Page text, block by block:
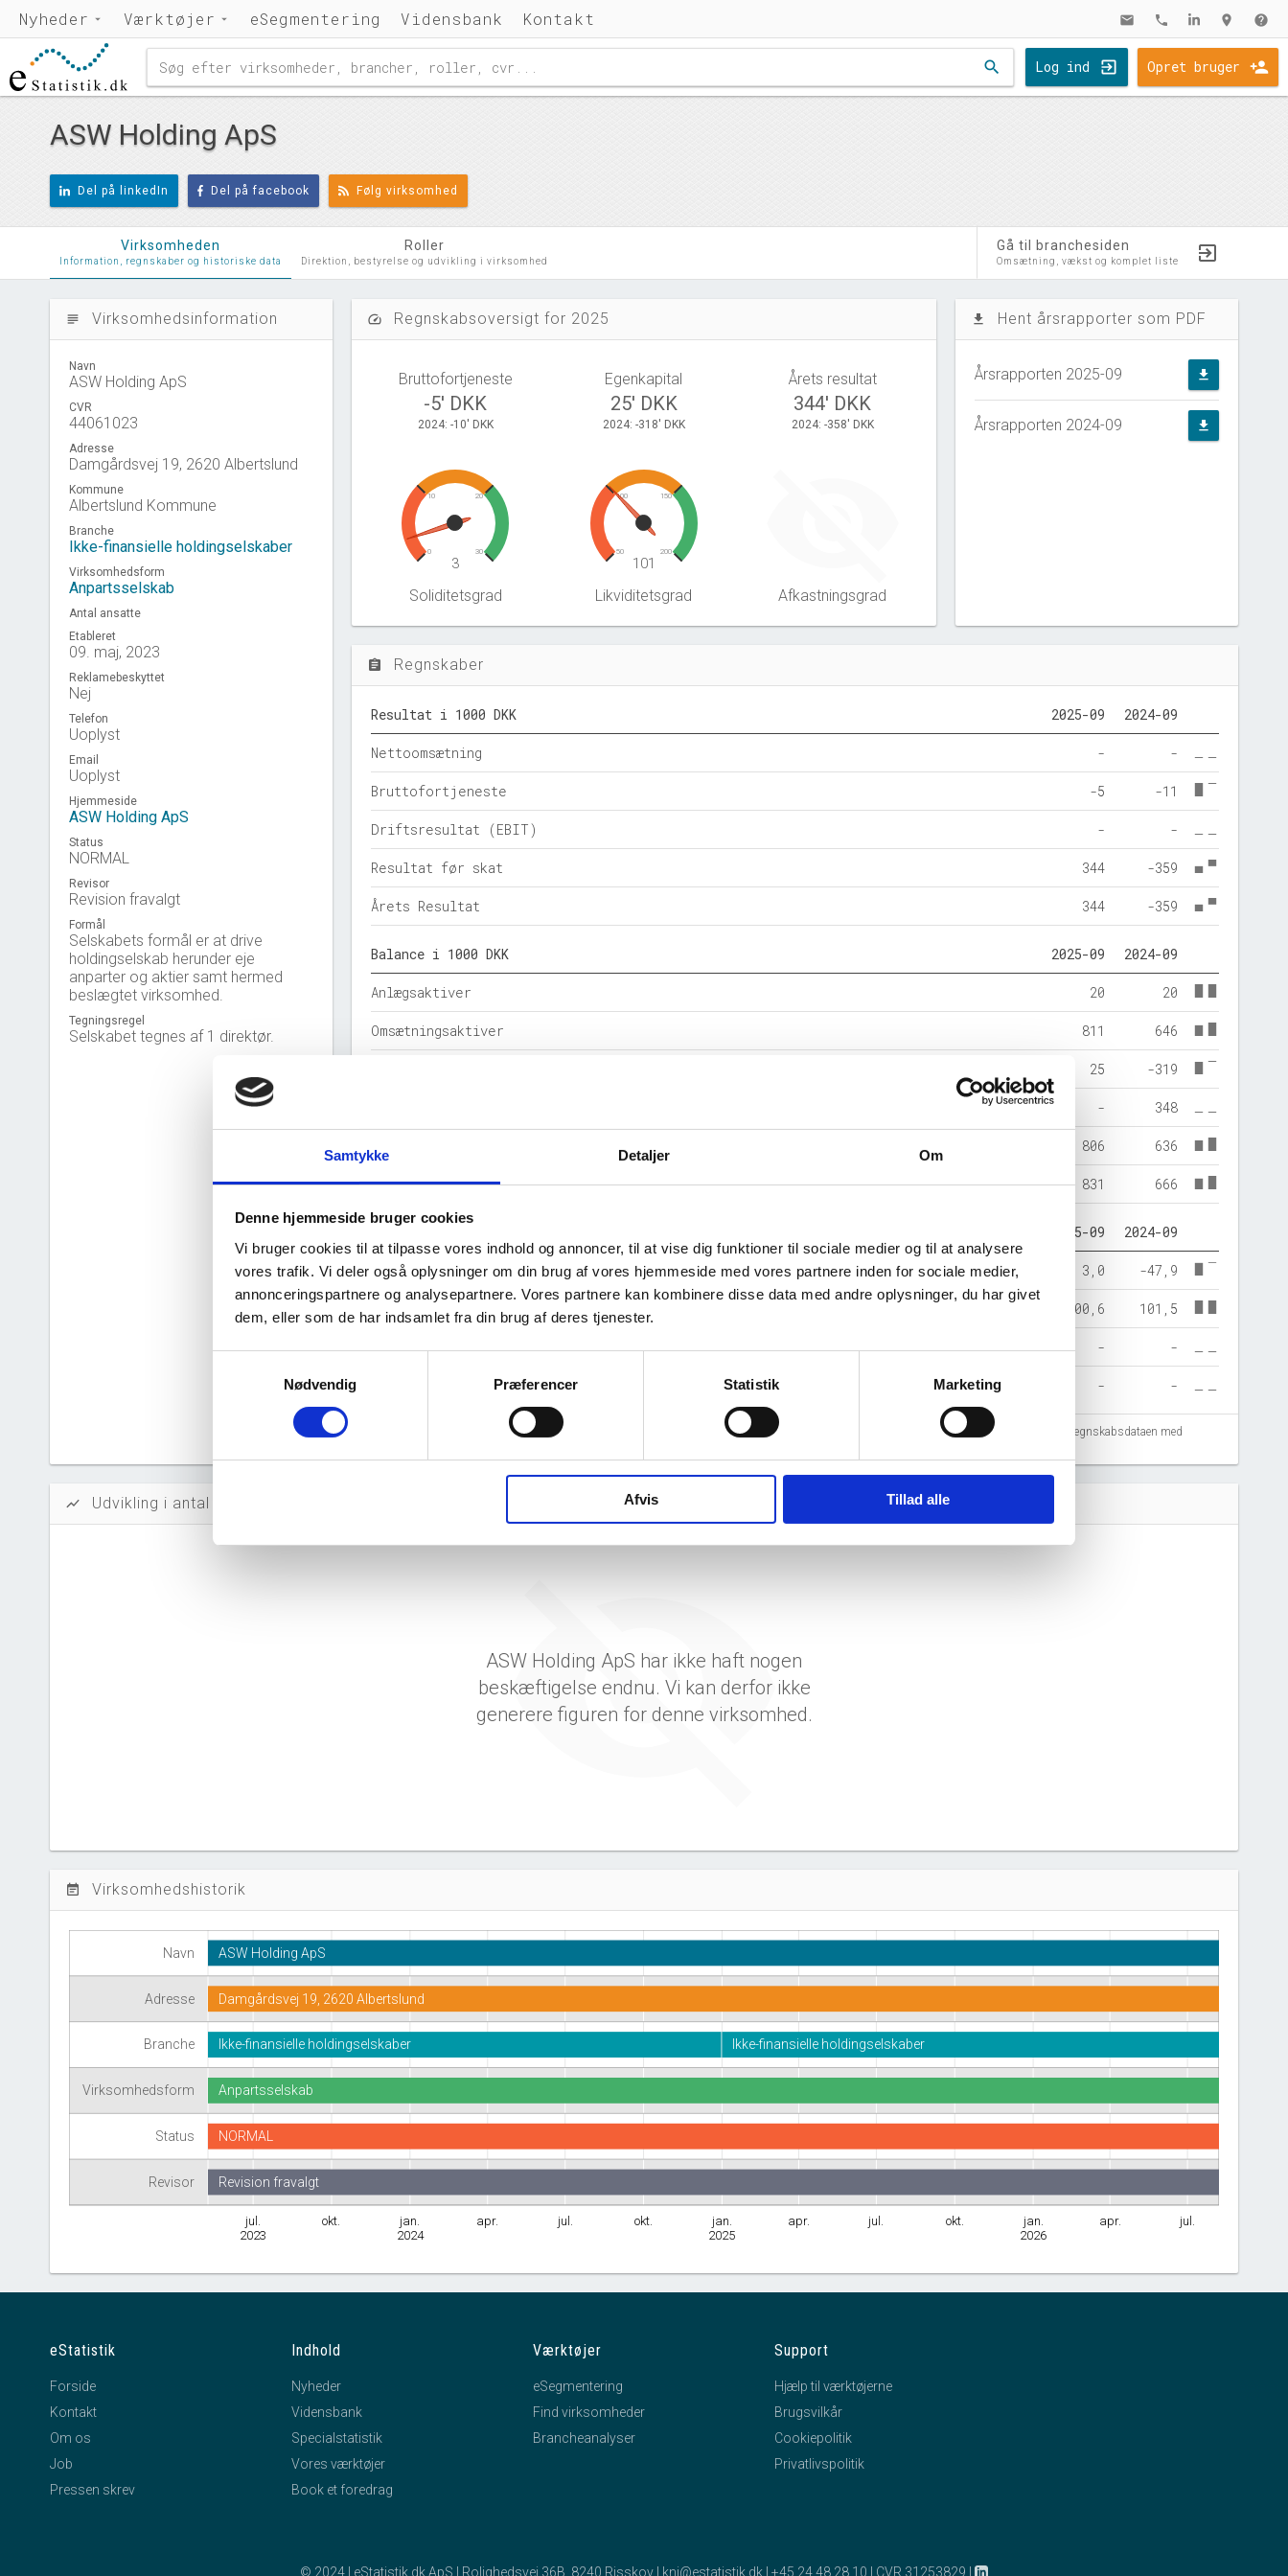
Samtykke Detaljer Om
Denne hjemmeside bruger cookies
Vi bruger cookies til at tilpasse vores indhold og annoncer, til at vise dig funktioner til sociale medier og til at analysere
vores trafik. Vi deler også oplysninger om din brug af vores hjemmeside med vores partnere inden for sociale medier,
annonceringspartnere og analysepartnere. Vores partnere kan kombinere disse data med andre oplysninger, du har givet
dem, eller som de har indsamlet fra din brug af deres tjenester.
Nødvendig
Præferencer Statistik Marketing
Afvis Tillad alle
Nyheder Værktøjer eSegmentering Vidensbank Kontakt mail phone location_on help
search Log ind Opret bruger
ASW Holding ApS
Del på linkedIn Del på facebook Følg virksomhed
Virksomheden
Information, regnskaber og historiske data
Roller
Direktion, bestyrelse og udvikling i virksomhed
Gå til branchesiden
Omsætning, vækst og komplet liste
subject Virksomhedsinformation
Navn
ASW Holding ApS
CVR
44061023
Adresse
Damgårdsvej 19, 2620 Albertslund
Kommune
Albertslund Kommune
Branche
Ikke-finansielle holdingselskaber
Virksomhedsform
Anpartsselskab
Antal ansatte
Etableret
09. maj, 2023
Reklamebeskyttet
Nej
Telefon
Uoplyst
Email
Uoplyst
Hjemmeside
ASW Holding ApS
Status
NORMAL
Revisor
Revision fravalgt
Formål
Selskabets formål er at drive
holdingselskab herunder eje
anparter og aktier samt hermed
beslægtet virksomhed.
Tegningsregel
Selskabet tegnes af 1 direktør.
speed Regnskabsoversigt for 2025
Bruttofortjeneste
-5' DKK
2024: -10' DKK
Egenkapital
25' DKK
2024: -318' DKK
Årets resultat
344' DKK
2024: -358' DKK
0
10 20
30
3
Soliditetsgrad
50
100 150
200
101
Likviditetsgrad Afkastningsgrad
file_download Hent årsrapporter som PDF
Årsrapporten 2025-09 file_download
Årsrapporten 2024-09 file_download
assignment Regnskaber
Resultat i 1000 DKK 2025-09 2024-09
Nettoomsætning - -
Bruttofortjeneste -5 -11
Driftsresultat (EBIT) - -
Resultat før skat 344 -359
Årets Resultat 344 -359
Balance i 1000 DKK 2025-09 2024-09
Anlægsaktiver 20 20
Omsætningsaktiver 811 646
25 -319
- 348
Gældsforpligtelser 806 636
Årets balance 831 666
Nøgletal i % 2025-09 2024-09
Soliditetsgrad 3,0 -47,9
Likviditetsgrad 100,6 101,5
Afkastningsgrad - -
- -
Tal fra erhvervsstyrelsens regnskabs-API. eStatistik henviser til Erhvervsstyrelsen ved eventuelle fejlregistreringer. Vi anbefaler at krydstjekke regnskabsdataen med
show_chart Udvikling i antal ansatte
ASW Holding ApS har ikke haft nogen
beskæftigelse endnu. Vi kan derfor ikke
generere figuren for denne virksomhed.
event_note Virksomhedshistorik
Navn
Adresse
Branche
Virksomhedsform
Status
Revisor
jul.
2023
okt.
jan.
2024
apr. jul. okt.
jan.
2025
apr. jul. okt.
jan.
2026
apr. jul.
ASW Holding ApS
Damgårdsvej 19, 2620 Albertslund
Ikke-finansielle holdingselskaber Ikke-finansielle holdingselskaber
Anpartsselskab
NORMAL
Revision fravalgt
eStatistik
Forside
Kontakt
Om os
Job
Pressen skrev
Indhold
Nyheder
Vidensbank
Specialstatistik
Vores værktøjer
Book et foredrag
Værktøjer
eSegmentering
Find virksomheder
Brancheanalyser
Support
Hjælp til værktøjerne
Brugsvilkår
Cookiepolitik
Privatlivspolitik
© 2024 | eStatistik.dk ApS | Rolighedsvej 36B, 8240 Risskov | kni@estatistik.dk +45 24 48 28 10 CVR 31253829